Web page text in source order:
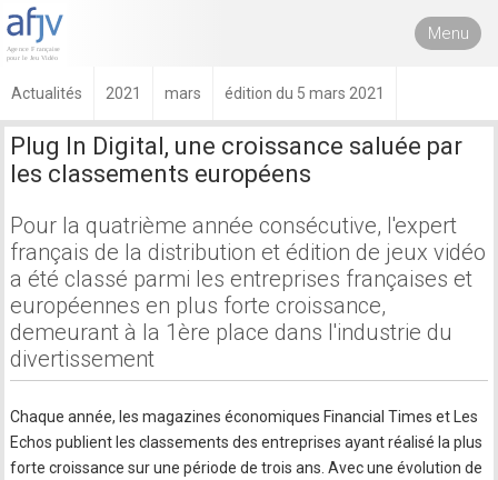
Menu
Actualités 2021 mars édition du 5 mars 2021
Plug In Digital, une croissance saluée par
les classements européens
Pour la quatrième année consécutive, l'expert
français de la distribution et édition de jeux vidéo
a été classé parmi les entreprises françaises et
européennes en plus forte croissance,
demeurant à la 1ère place dans l'industrie du
divertissement
Chaque année, les magazines économiques Financial Times et Les
Echos publient les classements des entreprises ayant réalisé la plus
forte croissance sur une période de trois ans. Avec une évolution de